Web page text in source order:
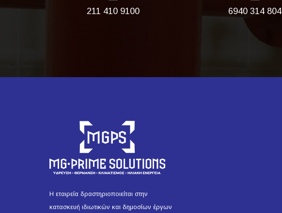
211 410 9100 6940 314 804
Η εταιρεία δραστηριοποιείται στην
κατασκευή ιδιωτικών και δημοσίων έργων